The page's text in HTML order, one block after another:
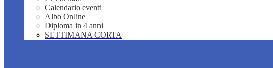
Calendario eventi
Albo Online
Diploma in 4 anni
SETTIMANA CORTA